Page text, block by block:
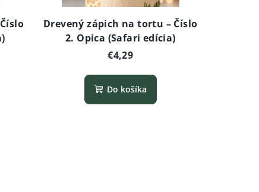
Drevený zápich na tortu – Číslo
2. Opica (Safari edícia)
€4,29
Do košíka